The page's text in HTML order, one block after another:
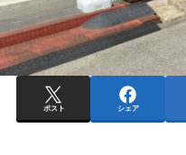
ポスト シェア